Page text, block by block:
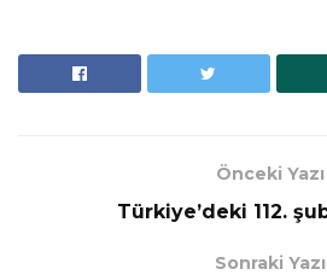
Önceki Yazı
Türkiye’deki 112.
Sonraki Yazı